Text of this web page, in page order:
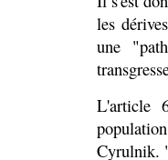
les
une
L'article
Cyrulnik.